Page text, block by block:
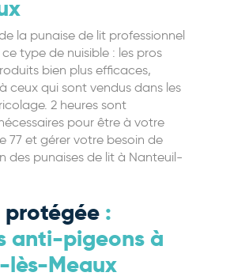
la punaise de lit professionnel
type de nuisible : les pros
bien plus efficaces,
ceux qui sont vendus dans les
2 heures sont
pour être à votre
77 et gérer votre besoin de
des punaises de lit à Nanteuil-
protégée :
anti-pigeons à
lès-Meaux